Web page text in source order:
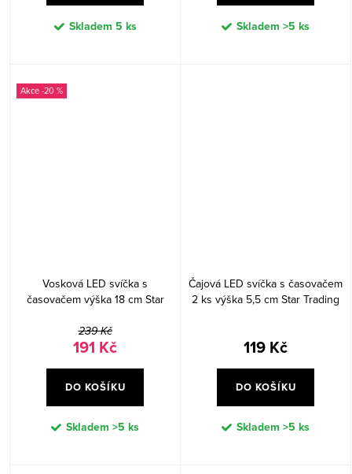
Skladem 5 ks Skladem >5 ks
-20 %
Vosková LED svíčka s
časovačem výška 18 cm Star
239 Kč
191 Kč
DO KOŠÍKU
Skladem >5 ks
Čajová LED svíčka s časovačem
2 ks výška 5,5 cm Star Trading
119 Kč
DO KOŠÍKU
Skladem >5 ks